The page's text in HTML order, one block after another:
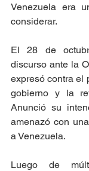
Venezuela era
considerar.
El 28 de
discurso ante la
expresó contra el
gobierno y la
Anunció su
amenazó con
a Venezuela.
Luego de